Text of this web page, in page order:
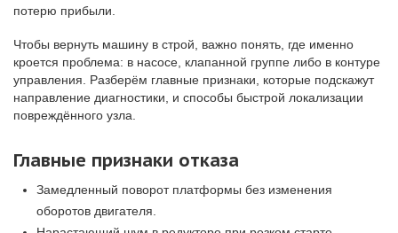
потерю прибыли.
Чтобы вернуть машину в строй, важно понять, где именно
кроется проблема: в насосе, клапанной группе либо в контуре
управления. Разберём главные признаки, которые подскажут
направление диагностики, и способы быстрой локализации
повреждённого узла.
Главные признаки отказа
Замедленный поворот платформы без изменения
оборотов двигателя.